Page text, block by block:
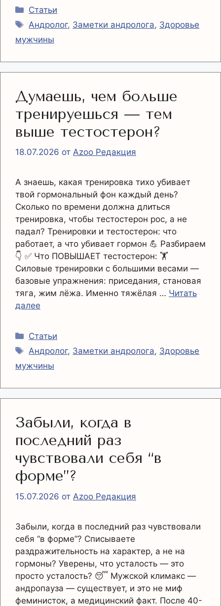
Рубрики
Статьи
Метки
Андролог, Заметки андролога, Здоровье
мужчины
Думаешь, чем больше
тренируешься — тем
выше тестостерон?
18.07.2026 от Azoo Редакция
А знаешь, какая тренировка тихо убивает
твой гормональный фон каждый день?
Сколько по времени должна длиться
тренировка, чтобы тестостерон рос, а не
падал? Тренировки и тестостерон: что
работает, а что убивает гормон 💪 Разбираем
👇 ✅ Что ПОВЫШАЕТ тестостерон: 🏋️
Силовые тренировки с большими весами —
базовые упражнения: приседания, становая
тяга, жим лёжа. Именно тяжёлая … Читать
далее
Рубрики
Статьи
Метки
Андролог, Заметки андролога, Здоровье
мужчины
Забыли, когда в
последний раз
чувствовали себя “в
форме”?
15.07.2026 от Azoo Редакция
Забыли, когда в последний раз чувствовали
себя “в форме”? Списываете
раздражительность на характер, а не на
гормоны? Уверены, что усталость — это
просто усталость? 😴 Мужской климакс —
андропауза — существует, и это не миф
феминисток, а медицинский факт. После 40-